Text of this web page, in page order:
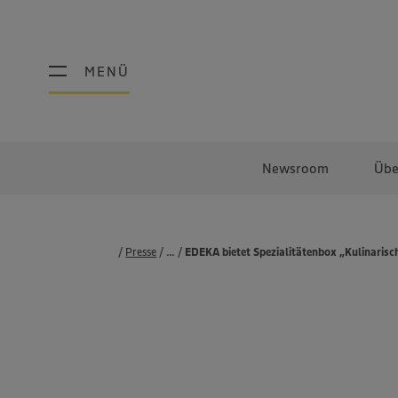
MENÜ
MENÜ
Newsroom
Presse Pressemeldungen
EDEKA bietet Spezialitätenbox
...